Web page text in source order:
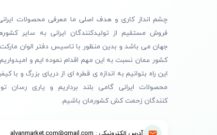
چشم انداز کاری و هدف اصلی ما معرفی محصولات
فروش مستقیم از تولیدکنندگان ایرانی به سایر
جهان می باشد و بدین منظور با تاسیس دفتر الوان مارکت
کشور عمان نسبت به این مهم اقدام نموده ایم و
این راه بتوانیم به اندازه ی قطره ای از دریای بزرگ و با
محصولات ایرانی گامی بلند برداریم و یاری رسان
کنندگان زحمت کش کشورمان باشیم.